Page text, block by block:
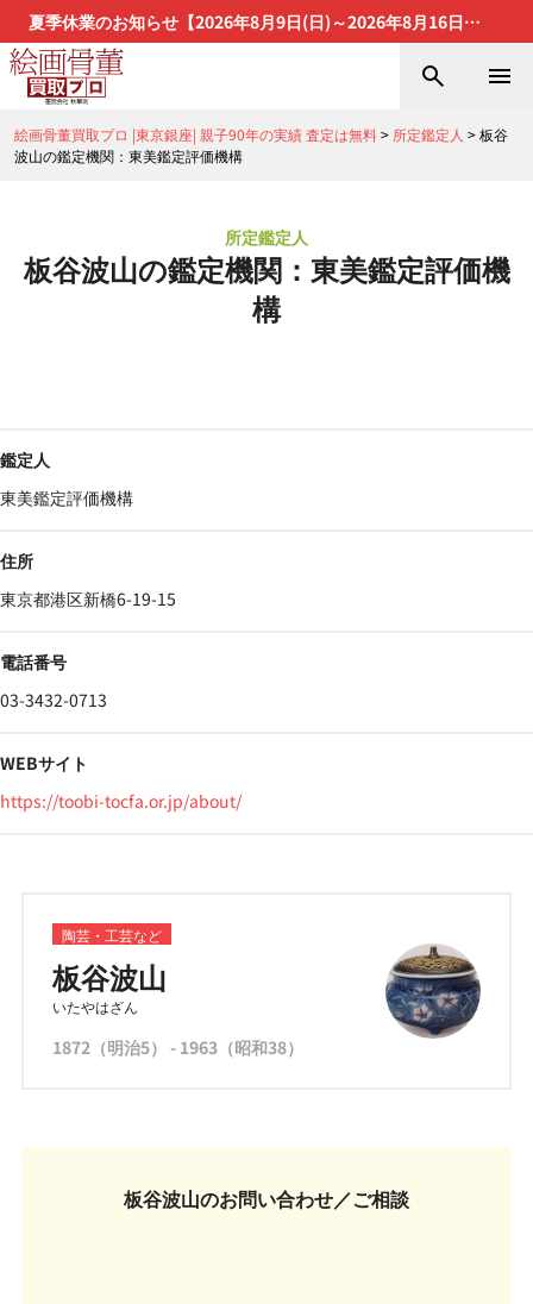
夏季休業のお知らせ【2026年8月9日(日)～2026年8月16日
(日)】
絵画骨董買取プロ |東京銀座| 親子90年の実績 査定は無料> 所定鑑定人 >板谷
波山の鑑定機関：東美鑑定評価機構
所定鑑定人
板谷波山の鑑定機関：東美鑑定評価機
構
鑑定人
東美鑑定評価機構
住所
東京都港区新橋6-19-15
電話番号
03-3432-0713
WEBサイト
https://toobi-tocfa.or.jp/about/
陶芸・工芸など
板谷波山
いたやはざん
1872（明治5） - 1963（昭和38）
板谷波山のお問い合わせ／ご相談